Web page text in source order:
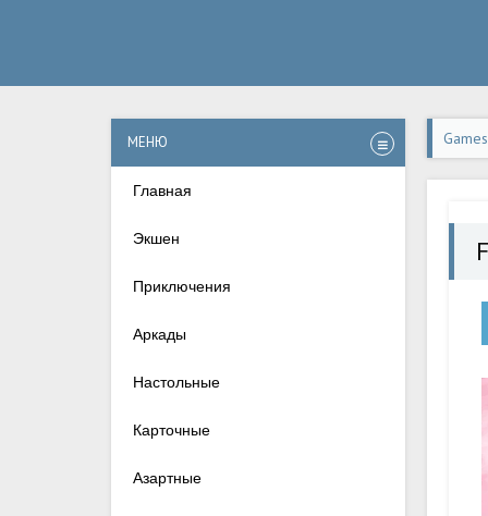
МЕНЮ
Главная
Экшен
Приключения
Аркады
Настольные
Карточные
Азартные